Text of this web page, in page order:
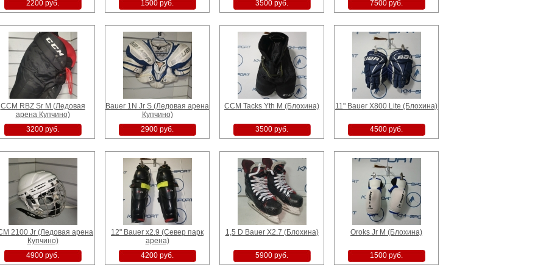
2200 руб. 1500 руб. 3500 руб. 7500 руб.
CCM RBZ Sr M (Ледовая
арена Купчино)
3200 руб.
Bauer 1N Jr S (Ледовая арена
Купчино)
2900 руб.
CCM Tacks Yth M (Блохина)
3500 руб.
11" Bauer X800 Lite (Блохина)
4500 руб.
2100 Jr (Ледовая арена
Купчино)
4900 руб.
12" Bauer x2.9 (Север парк
арена)
4200 руб.
1,5 D Bauer X2.7 (Блохина)
5900 руб.
Oroks Jr M (Блохина)
1500 руб.